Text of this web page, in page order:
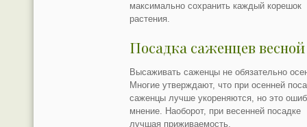
максимально сохранить каждый корешок
растения.
Посадка саженцев весной
Высаживать саженцы не обязательно
Многие утверждают, что при осенней
саженцы лучше укореняются, но это
мнение. Наоборот, при весенней посадке
лучшая приживаемость.